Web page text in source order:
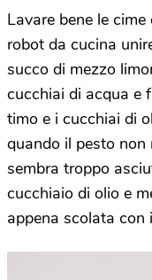
Lavare bene le
robot da cucina
succo di mezzo
cucchiai di acqua e
timo e i cucchiai di
quando il pesto non
sembra troppo
cucchiaio di olio e
appena scolata con